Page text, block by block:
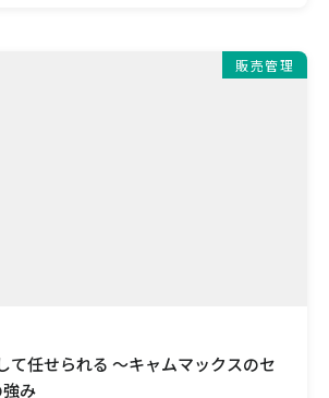
販売管理
て任せられる ～キャムマックスのセ
み